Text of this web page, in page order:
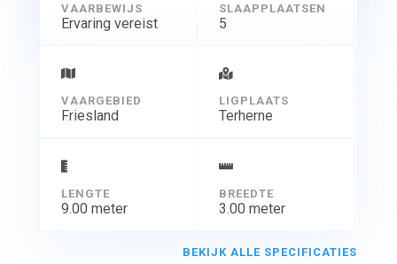
VAARBEWIJS
Ervaring vereist
SLAAPPLAATSEN
5
VAARGEBIED
Friesland
LIGPLAATS
Terherne
LENGTE
9.00 meter
BREEDTE
3.00 meter
BEKIJK ALLE SPECIFICATIES